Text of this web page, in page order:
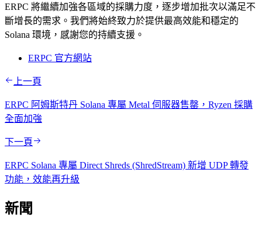
ERPC 將繼續加強各區域的採購力度，逐步增加批次以滿足不
斷增長的需求。我們將始終致力於提供最高效能和穩定的
Solana 環境，感謝您的持續支援。
ERPC 官方網站
上一頁
ERPC 阿姆斯特丹 Solana 專屬 Metal 伺服器售罄，Ryzen 採購
全面加強
下一頁
ERPC Solana 專屬 Direct Shreds (ShredStream) 新增 UDP 轉發
功能，效能再升級
新聞